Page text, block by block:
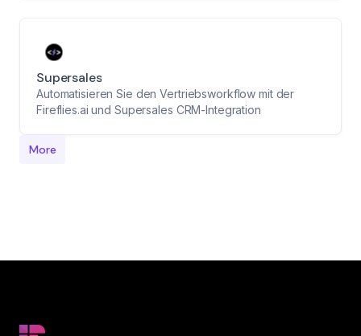
Supersales
Automatisieren Sie den Vertriebsworkflow mit der
Fireflies.ai und Supersales CRM-Integration
More